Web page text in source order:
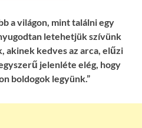
a világon, mint találni egy
letehetjük szívünk
akinek kedves az arca, elűzi
jelenléte elég, hogy
boldogok legyünk.”